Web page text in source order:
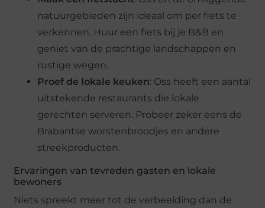
natuurgebieden zijn ideaal om per fiets te
verkennen. Huur een fiets bij je B&B en
geniet van de prachtige landschappen en
rustige wegen.
Proef de lokale keuken: Oss heeft een aantal
uitstekende restaurants die lokale
gerechten serveren. Probeer zeker eens de
Brabantse worstenbroodjes en andere
streekproducten.
Ervaringen van tevreden gasten en lokale
bewoners
Niets spreekt meer tot de verbeelding dan de